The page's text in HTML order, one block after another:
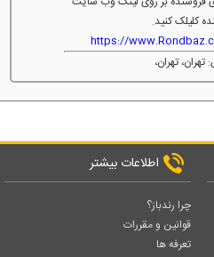
کلیلک کنید.
https://
تهران،
اطلاعات بیشتر
چرا رندباز؟
قوانین و مقررات
تعرفه ها